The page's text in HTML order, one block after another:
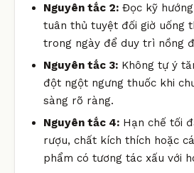
Nguyên tắc 2: Đọc kỹ
tuân thủ tuyệt đối giờ uống
trong ngày để duy trì nồng
Nguyên tắc 3: Không tự ý
đột ngột ngưng thuốc khi
sàng rõ ràng.
Nguyên tắc 4: Hạn chế tối
rượu, chất kích thích hoặc
phẩm có tương tác xấu với